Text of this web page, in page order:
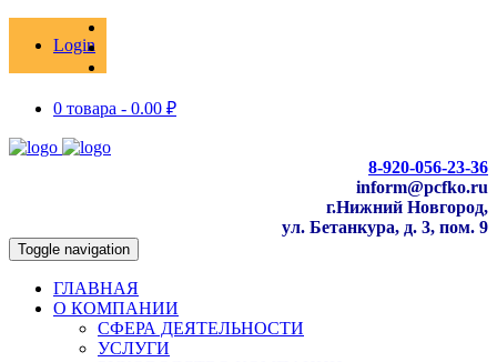
Login
0 товара - 0.00 ₽
8-920-056-23-36
inform@pcfko.ru
г.Нижний Новгород,
ул. Бетанкура, д. 3, пом. 9
Toggle navigation
ГЛАВНАЯ
О КОМПАНИИ
СФЕРА ДЕЯТЕЛЬНОСТИ
УСЛУГИ